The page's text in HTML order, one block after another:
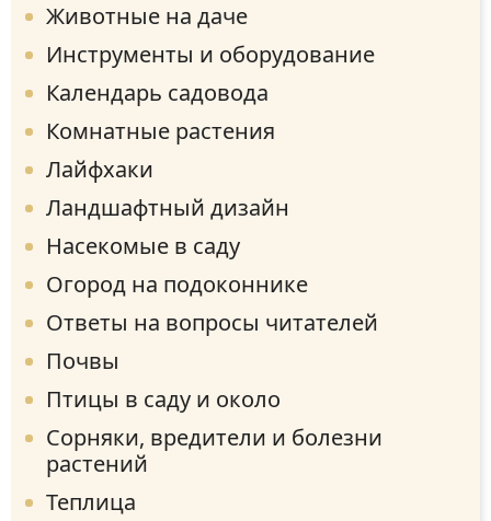
Животные на даче
Инструменты и оборудование
Календарь садовода
Комнатные растения
Лайфхаки
Ландшафтный дизайн
Насекомые в саду
Огород на подоконнике
Ответы на вопросы читателей
Почвы
Птицы в саду и около
Сорняки, вредители и болезни
растений
Теплица